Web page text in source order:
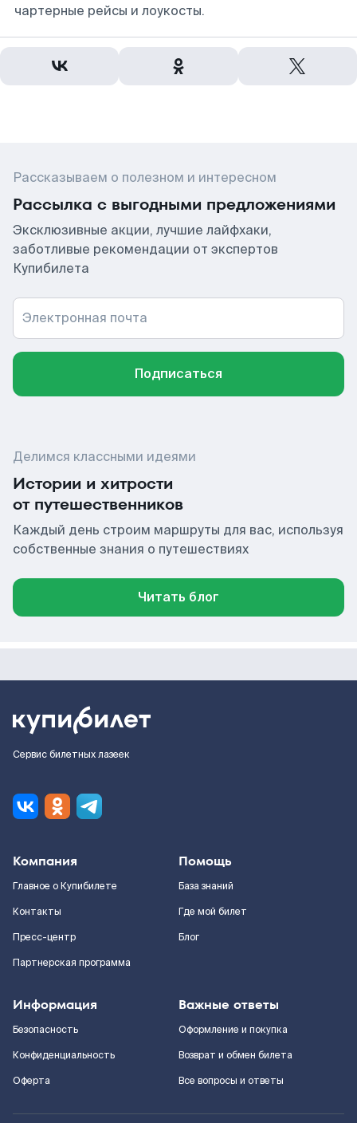
чартерные рейсы и лоукосты.
Рассказываем о полезном и интересном
Рассылка с выгодными предложениями
Эксклюзивные акции, лучшие лайфхаки,
заботливые рекомендации от экспертов
Купибилета
Электронная почта
Подписаться
Делимся классными идеями
Истории и хитрости
от путешественников
Каждый день строим маршруты для вас, используя
собственные знания о путешествиях
Читать блог
Сервис билетных лазеек
Компания
Главное о Купибилете
Контакты
Пресс-центр
Партнерская программа
Помощь
База знаний
Где мой билет
Блог
Информация
Безопасность
Конфиденциальность
Оферта
Важные ответы
Оформление и покупка
Возврат и обмен билета
Все вопросы и ответы